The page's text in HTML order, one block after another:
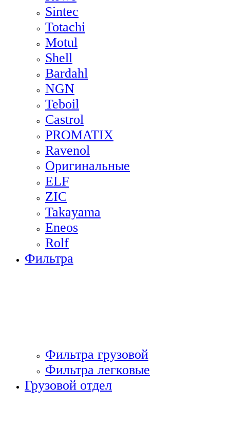
Sintec
Totachi
Motul
Shell
Bardahl
NGN
Teboil
Castrol
PROMATIX
Ravenol
Оригинальные
ELF
ZIC
Takayama
Eneos
Rolf
Фильтра
Фильтра грузовой
Фильтра легковые
Грузовой отдел